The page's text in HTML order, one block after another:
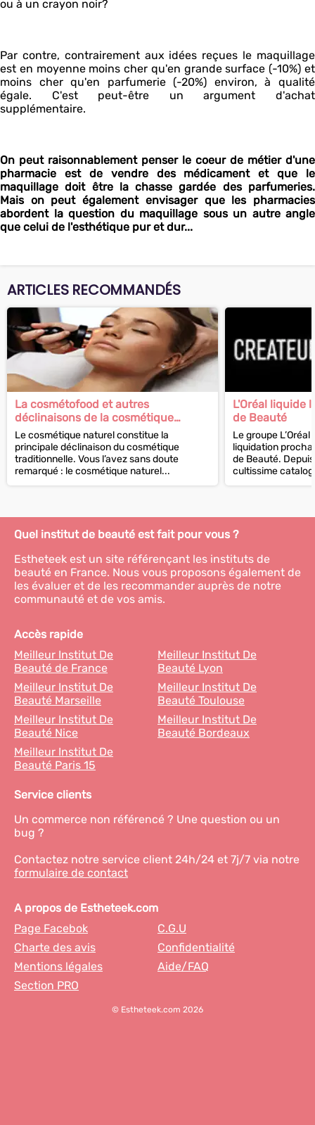
ou à un crayon noir?
Par contre, contrairement aux idées reçues le maquillage
est en moyenne moins cher qu'en grande surface (-10%) et
moins cher qu'en parfumerie (-20%) environ, à qualité
égale. C'est peut-être un argument d'achat
supplémentaire.
On peut raisonnablement penser le coeur de métier d'une
pharmacie est de vendre des médicament et que le
maquillage doit être la chasse gardée des parfumeries.
Mais on peut également envisager que les pharmacies
abordent la question du maquillage sous un autre angle
que celui de l'esthétique pur et dur...
ARTICLES RECOMMANDÉS
La cosmétofood et autres
déclinaisons de la cosmétique
traditionnelle
Le cosmétique naturel constitue la
principale déclinaison du cosmétique
traditionnelle. Vous l’avez sans doute
remarqué : le cosmétique naturel...
L'Oréal liquide
de Beauté
Le groupe
liquidation
de Beauté.
cultissime
Quel institut de beauté est fait pour vous ?
Estheteek est un site référençant les instituts de
beauté en France. Nous vous proposons également de
les évaluer et de les recommander auprès de notre
communauté et de vos amis.
Accès rapide
Meilleur Institut De
Beauté de France
Meilleur Institut De
Beauté Lyon
Meilleur Institut De
Beauté Marseille
Meilleur Institut De
Beauté Toulouse
Meilleur Institut De
Beauté Nice
Meilleur Institut De
Beauté Bordeaux
Meilleur Institut De
Beauté Paris 15
Service clients
Un commerce non référencé ? Une question ou un
bug ?
Contactez notre service client 24h/24 et 7j/7 via notre
formulaire de contact
A propos de Estheteek.com
Page Facebok
C.G.U
Charte des avis
Confidentialité
Mentions légales
Aide/FAQ
Section PRO
© Estheteek.com 2026